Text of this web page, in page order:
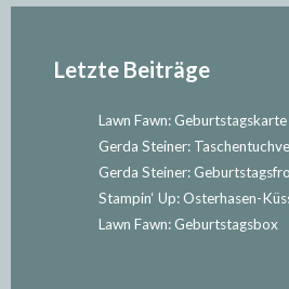
Letzte Beiträge
Lawn Fawn: Geburtstagskarte
Gerda Steiner:
Gerda Steiner:
Stampin‘ Up: Osterhasen-
Lawn Fawn: Geburtstagsbox